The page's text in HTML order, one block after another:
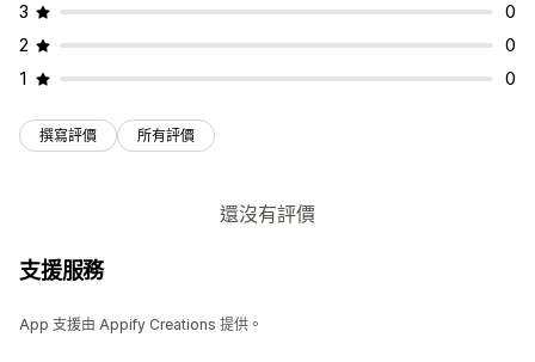
3
0
2
0
1
0
撰寫評價 所有評價
還沒有評價
支援服務
App 支援由 Appify Creations 提供。